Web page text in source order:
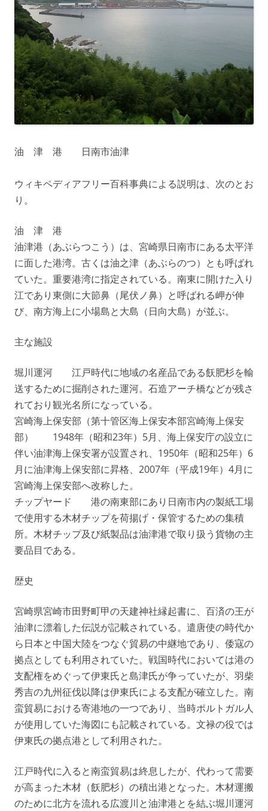
油 津 港 日南市油津
ウィキペディアフリー百科事典による説明は、次のとお
り。
油 津 港
油津港（あぶらつこう）は、宮崎県日南市にある太平洋
に面した港湾。古くは油之津（あぶらのつ）とも呼ばれ
ていた。重要港湾に指定されている。南東に開けた入り
江であり東側に大節鼻（尾伏ノ鼻）と呼ばれる岬が伸
び、南方海上に小場島と大島（日向大島）が並ぶ。
主な施設
堀川運河 江戸時代に地域の名産品である飫肥杉を輸
送するために掘削された運河。石造アーチ橋などが残さ
れており観光名所になっている。
宮崎海上保安部（第十管区海上保安本部宮崎海上保安
部） 1948年（昭和23年）5月、海上保安庁の設立に
伴い油津海上保安署が設置され、1950年（昭和25年）6
月に油津海上保安部に昇格、2007年（平成19年）4月に
宮崎海上保安部へ改称した。
チップヤード 港の南東部にあり日南市内の製紙工場
で使用する木材チップを荷揚げ・保管するための集積
所。木材チップ及び紙製品は油津港で取り扱う貨物の主
要品目である。
歴史
宮崎県宮崎市田野町甲の天建神社縁起書に、百済の王が
油津に漂着した伝説が記載されている。遣唐使の時代か
ら日本と中国大陸をつなぐ貿易の中継地であり、倭寇の
拠点としても利用されていた。戦国時代においては港の
支配権をめぐって伊東氏と島津氏が争っていたが、羽柴
秀吉の九州征伐以降は伊東氏による支配が確立した。南
蛮貿易における寄港地の一つであり、当時ポルトガル人
が使用していた海図にも記載されている。文禄の役では
伊東氏の拠点港として利用された。
江戸時代に入ると南蛮貿易は終息したが、代わって需要
が高まった木材（飫肥杉）の積出港となった。木材運搬
のために北方を流れる広渡川と油津港とを結ぶ堀川運河